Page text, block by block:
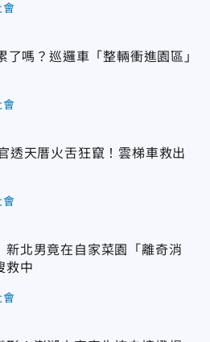
會
了嗎？巡邏車「整輛衝進園區」
會
透天厝火舌狂竄！雲梯車救出
會
新北男竟在自家菜園「離奇消
救中
會